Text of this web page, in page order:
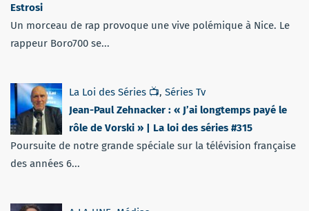
Estrosi
Un morceau de rap provoque une vive polémique à Nice. Le
rappeur Boro700 se...
La Loi des Séries 📺, Séries Tv
Jean-Paul Zehnacker : « J’ai longtemps payé le
rôle de Vorski » | La loi des séries #315
Poursuite de notre grande spéciale sur la télévision française
des années 6...